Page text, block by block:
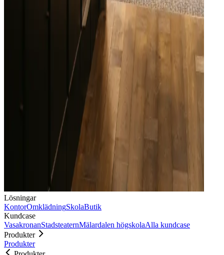
Lösningar
KontorOmklädningSkolaButik
Kundcase
VasakronanStadsteaternMälardalen högskolaAlla kundcase
Produkter
Produkter